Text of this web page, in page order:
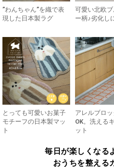
”わんちゃん”を織で表
現した日本製ラグ
可愛い北欧ブ
ー柄♪劣化し
とっても可愛いお菓子
モチーフの日本製マッ
ト
アレルブロ
OK。洗える
ット
毎日が楽しくなる
おうちを整える